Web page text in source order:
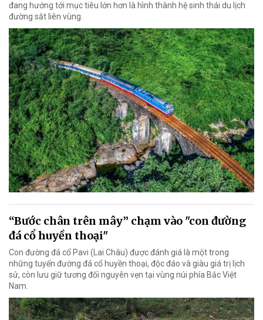
đang hướng tới mục tiêu lớn hơn là hình thành hệ sinh thái du lịch
đường sắt liên vùng.
“Bước chân trên mây” chạm vào "con đường
đá cổ huyền thoại"
Con đường đá cổ Pavi (Lai Châu) được đánh giá là một trong
những tuyến đường đá cổ huyền thoại, độc đáo và giàu giá trị lịch
sử, còn lưu giữ tương đối nguyên vẹn tại vùng núi phía Bắc Việt
Nam.